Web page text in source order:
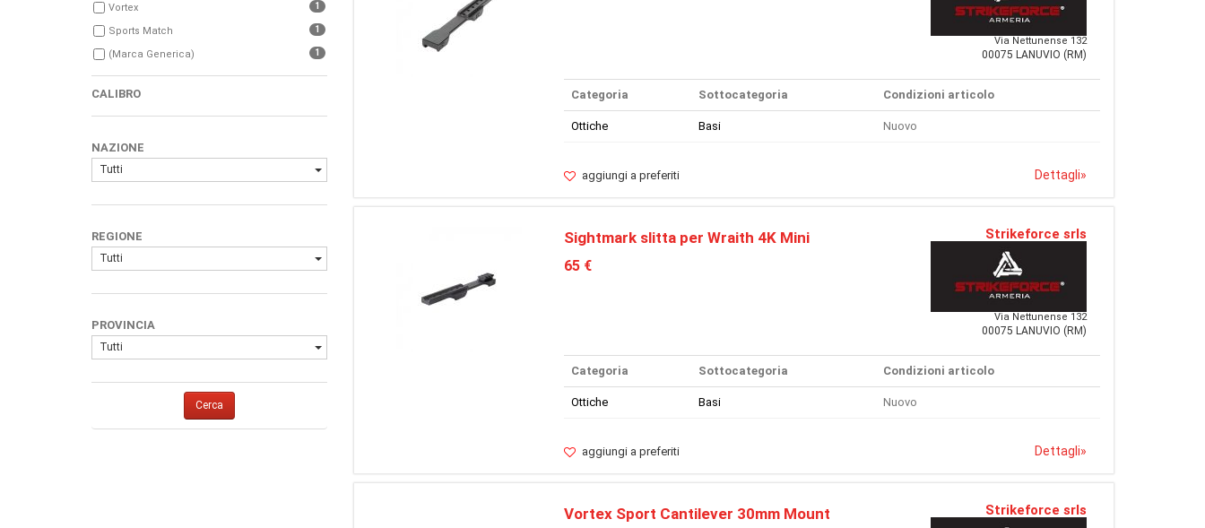
Vortex 1
Sports Match 1
(Marca Generica) 1
CALIBRO
NAZIONE
Tutti
REGIONE
Tutti
PROVINCIA
Tutti
Cerca
Via Nettunense 132
00075 LANUVIO (RM)
Categoria Sottocategoria Condizioni articolo
Ottiche Basi Nuovo
aggiungi a preferiti Dettagli»
Sightmark slitta per Wraith 4K Mini
65 €
Strikeforce srls
Via Nettunense 132
00075 LANUVIO (RM)
Categoria Sottocategoria Condizioni articolo
Ottiche Basi Nuovo
aggiungi a preferiti Dettagli»
Vortex Sport Cantilever 30mm Mount Strikeforce srls